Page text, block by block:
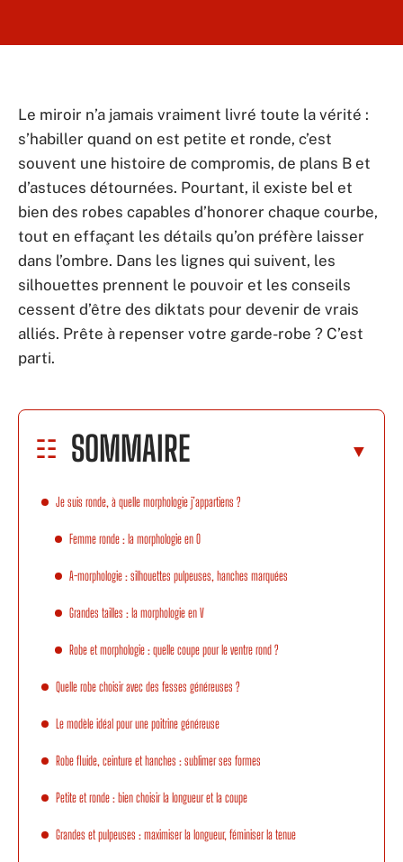
Le miroir n’a jamais vraiment livré toute la vérité :
s’habiller quand on est petite et ronde, c’est
souvent une histoire de compromis, de plans B et
d’astuces détournées. Pourtant, il existe bel et
bien des robes capables d’honorer chaque courbe,
tout en effaçant les détails qu’on préfère laisser
dans l’ombre. Dans les lignes qui suivent, les
silhouettes prennent le pouvoir et les conseils
cessent d’être des diktats pour devenir de vrais
alliés. Prête à repenser votre garde-robe ? C’est
parti.
SOMMAIRE
Je suis ronde, à quelle morphologie j’appartiens ?
Femme ronde : la morphologie en O
A-morphologie : silhouettes pulpeuses, hanches marquées
Grandes tailles : la morphologie en V
Robe et morphologie : quelle coupe pour le ventre rond ?
Quelle robe choisir avec des fesses généreuses ?
Le modèle idéal pour une poitrine généreuse
Robe fluide, ceinture et hanches : sublimer ses formes
Petite et ronde : bien choisir la longueur et la coupe
Grandes et pulpeuses : maximiser la longueur, féminiser la tenue